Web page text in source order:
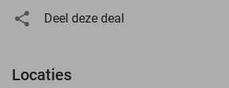
Deel deze deal
Locaties